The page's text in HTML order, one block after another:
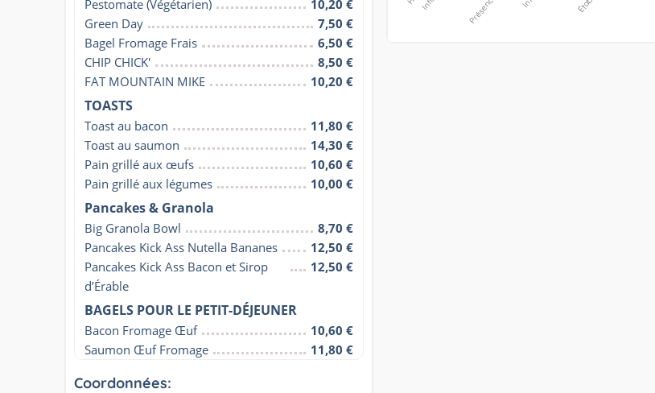
Pestomate (Végétarien)
10,20 €
Green Day
7,50 €
Bagel Fromage Frais
6,50 €
CHIP CHICK'
8,50 €
FAT MOUNTAIN MIKE
10,20 €
TOASTS
Toast au bacon
11,80 €
Toast au saumon
14,30 €
Pain grillé aux œufs
10,60 €
Pain grillé aux légumes
10,00 €
Pancakes & Granola
Big Granola Bowl
8,70 €
Pancakes Kick Ass Nutella Bananes
12,50 €
Pancakes Kick Ass Bacon et Sirop
d’Érable
12,50 €
BAGELS POUR LE PETIT-DÉJEUNER
Bacon Fromage Œuf
10,60 €
Saumon Œuf Fromage
11,80 €
Coordonnées: